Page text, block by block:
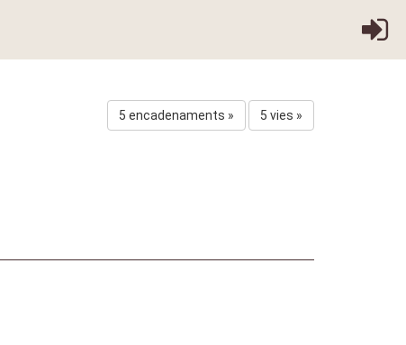
5 encadenaments » 5 vies »